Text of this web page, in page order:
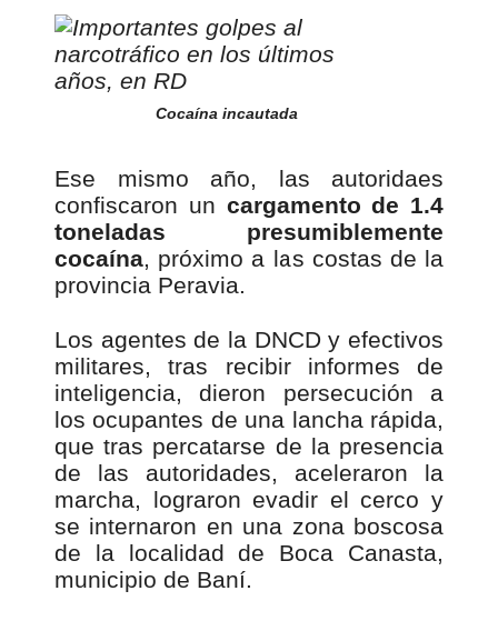
Cocaína incautada
Ese mismo año, las autoridaes
confiscaron un cargamento de 1.4
toneladas presumiblemente
cocaína, próximo a las costas de la
provincia Peravia.
Los agentes de la DNCD y efectivos
militares, tras recibir informes de
inteligencia, dieron persecución a
los ocupantes de una lancha rápida,
que tras percatarse de la presencia
de las autoridades, aceleraron la
marcha, lograron evadir el cerco y
se internaron en una zona boscosa
de la localidad de Boca Canasta,
municipio de Baní.